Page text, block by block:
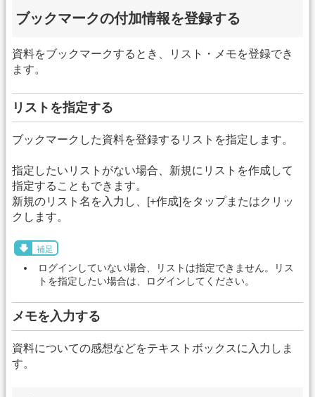
ブックマークの付加情報を登録する
資料をブックマークするとき、リスト・メモを登録でき
ます。
リストを指定する
ブックマークした資料を登録するリストを指定します。
指定したいリストがない場合、新規にリストを作成して
指定することもできます。
新規のリスト名を入力し、[+作成]をタップまたはクリッ
クします。
補足
ログインしていない場合、リストは指定できません。リス
トを指定したい場合は、ログインしてください。
メモを入力する
資料についての感想などをテキストボックスに入力しま
す。